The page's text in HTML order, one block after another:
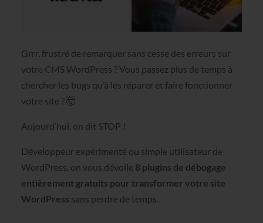
Grrr, frustré de remarquer sans cesse des erreurs sur
votre CMS WordPress ? Vous passez plus de temps à
chercher les bugs qu’à les réparer et faire fonctionner
votre site ? 🤯
Aujourd’hui, on dit STOP !
Développeur expérimenté ou simple utilisateur de
WordPress, on vous dévoile 8 plugins de débogage
entièrement gratuits pour transformer votre site
WordPress sans perdre de temps.